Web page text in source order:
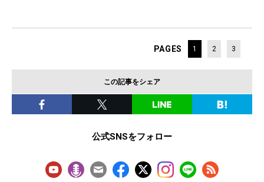
PAGES 1 2 3
この記事をシェア
公式SNSをフォロー